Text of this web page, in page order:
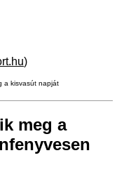
)
a kisvasút napját
meg a